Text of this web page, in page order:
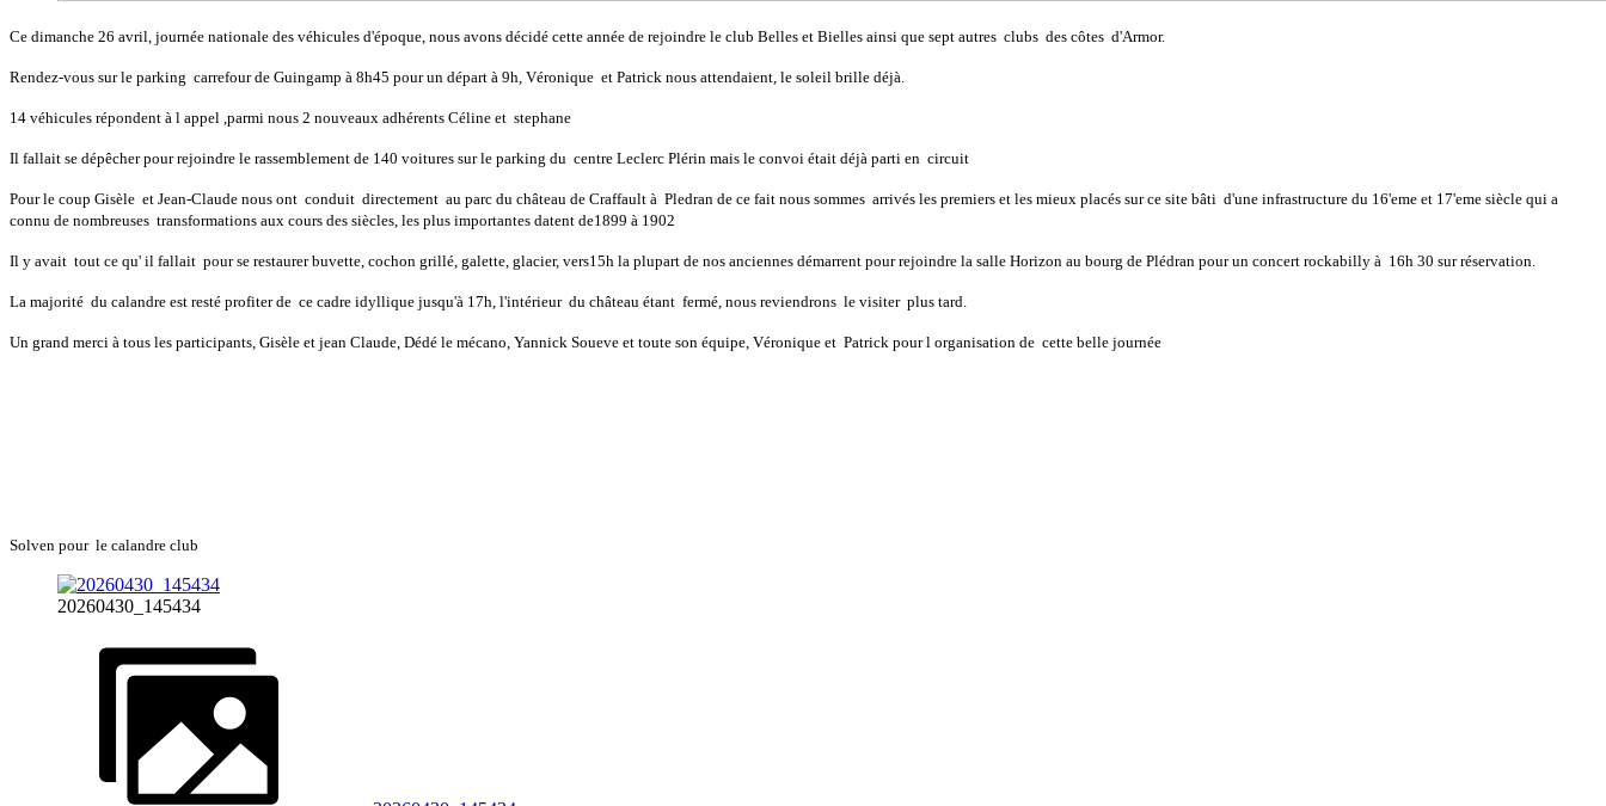
Ce dimanche 26 avril, journée nationale des véhicules d'époque, nous avons décidé cette année de rejoindre le club Belles et Bielles ainsi que sept autres clubs des côtes d'Armor.
Rendez-vous sur le parking carrefour de Guingamp à 8h45 pour un départ à 9h, Véronique et Patrick nous attendaient, le soleil brille déjà.
14 véhicules répondent à l appel ,parmi nous 2 nouveaux adhérents Céline et stephane
Il fallait se dépêcher pour rejoindre le rassemblement de 140 voitures sur le parking du centre Leclerc Plérin mais le convoi était déjà parti en circuit
Pour le coup Gisèle et Jean-Claude nous ont conduit directement au parc du château de Craffault à Pledran de ce fait nous sommes arrivés les premiers et les mieux placés sur ce site bâti d'une infrastructure du 16'eme et 17'eme siècle qui a
connu de nombreuses transformations aux cours des siècles, les plus importantes datent de1899 à 1902
Il y avait tout ce qu' il fallait pour se restaurer buvette, cochon grillé, galette, glacier, vers15h la plupart de nos anciennes démarrent pour rejoindre la salle Horizon au bourg de Plédran pour un concert rockabilly à 16h 30 sur réservation.
La majorité du calandre est resté profiter de ce cadre idyllique jusqu'à 17h, l'intérieur du château étant fermé, nous reviendrons le visiter plus tard.
Un grand merci à tous les participants, Gisèle et jean Claude, Dédé le mécano, Yannick Soueve et toute son équipe, Véronique et Patrick pour l organisation de cette belle journée
Solven pour le calandre club
20260430_145434